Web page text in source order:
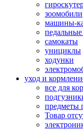
зоомобили
машины-
самокаты
унициклы
ходунки
уход и
все для
предметы
Товар